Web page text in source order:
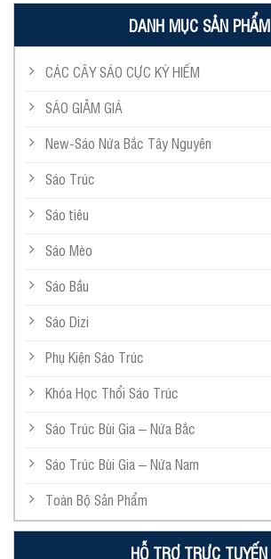
DANH MỤC SẢN PHẨM
CÁC CÂY SÁO CỰC KỲ HIẾM
SÁO GIẢM GIÁ
New-Sáo Nứa Bắc Tây Nguyên
Sáo Trúc
Sáo tiêu
Sáo Mèo
Sáo Bầu
Sáo Dizi
Phụ Kiện Sáo Trúc
Khóa Học Thổi Sáo Trúc
Sáo Trúc Bùi Gia – Nứa Bắc
Sáo Trúc Bùi Gia – Nứa Nam
Toàn Bộ Sản Phẩm
HỖ TRỢ TRỰC TUYẾN